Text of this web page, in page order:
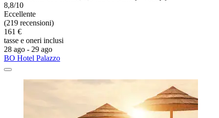
8,8/10
Eccellente
(219 recensioni)
161 €
tasse e oneri inclusi
28 ago - 29 ago
BO Hotel Palazzo